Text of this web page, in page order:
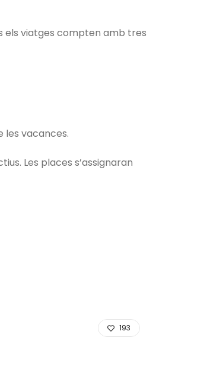
els viatges compten amb tres
les vacances.
Les places s’assignaran
193